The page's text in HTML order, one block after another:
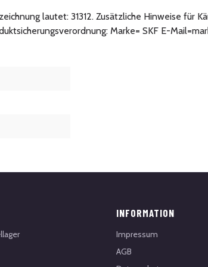
lautet: 31312. Zusätzliche Hinweise für
Marke= SKF E-
INFORMATION
Impressum
AGB